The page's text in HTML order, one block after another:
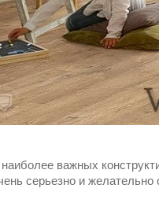
важных
серьезно и